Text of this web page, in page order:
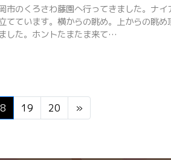
市のくろさわ藤園へ行ってきました。ナイ
てています。横からの眺め。上からの眺め
した。ホントたまたま来て…
19 20 »